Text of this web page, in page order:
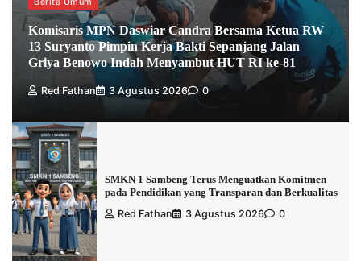
Komisaris MPN Daswiar Candra Bersama Ketua RW
13 Suryanto Pimpin Kerja Bakti Sepanjang Jalan
Griya Benowo Indah Menyambut HUT RI ke-81
Red Fathan 3 Agustus 2026 0
SMKN 1 Sambeng Terus Menguatkan Komitmen
pada Pendidikan yang Transparan dan Berkualitas
Red Fathan
3 Agustus 2026 0